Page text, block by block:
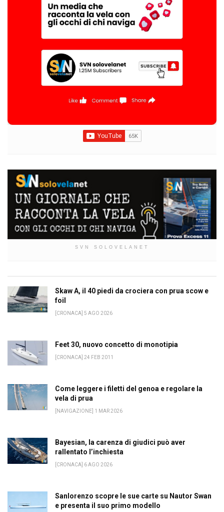
SVN SOLOVELANET
Skaw A, il 40 piedi da crociera con prua scow e
foil
[CRONACA] 5 AGO 2026
Feet 30, nuovo concetto di monotipia
[CRONACA] 24 FEB 2011
Come leggere i filetti del genoa e regolare la
vela di prua
[NAVIGAZIONE] 1 MAR 2026
Bayesian, la carenza di giudici può aver
rallentato l’inchiesta
[CRONACA] 6 AGO 2026
Sanlorenzo scopre le sue carte su Nautor Swan
e presenta il suo primo modello